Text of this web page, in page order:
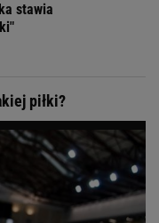
stawia
piłki?